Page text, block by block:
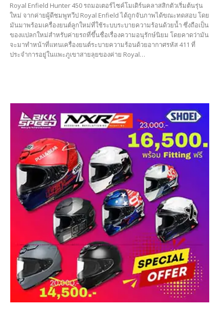
Royal Enfield Hunter 450 รถมอเตอร์ไซค์โมเดิร์นคลาสสิกตัวเริ่มต้นรุ่น
ใหม่ จากค่ายผู้ดีชมพูทวีป Royal Enfield ได้ถูกจับภาพได้ขณะทดสอบ โดย
มันมาพร้อมเครื่องยนต์ลูกใหม่ที่ใช้ระบบระบายความร้อนด้วยน้ำ ซึ่งถือเป็น
ของแปลกใหม่สำหรับค่ายรถที่ขึ้นชื่อเรื่องความอนุรักษ์นิยม โดยคาดว่ามัน
จะมาทำหน้าที่แทนเครื่องยนต์ระบายความร้อนด้วยอากาศรหัส 411 ที่
ประจำการอยู่ในแพะภูเขาสายลุยของค่าย Royal…